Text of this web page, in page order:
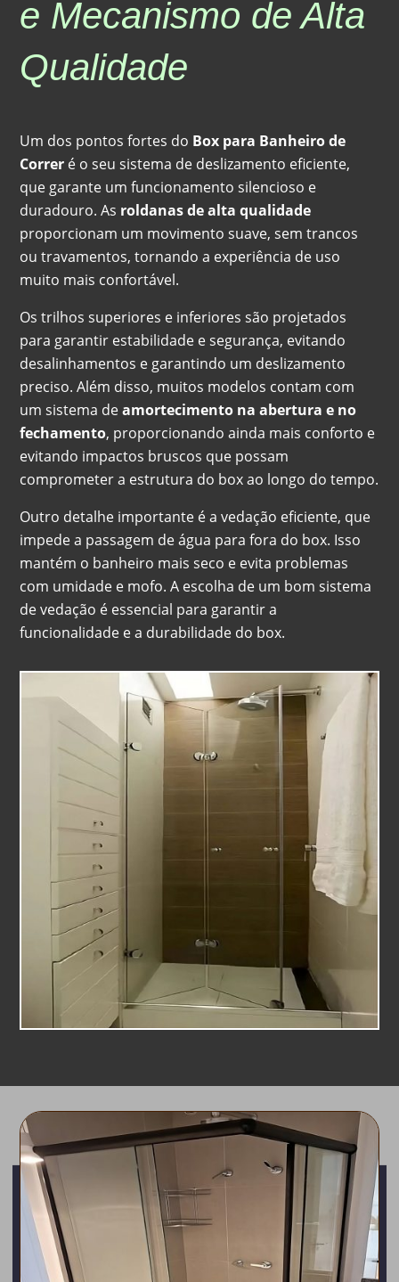
e Mecanismo de Alta
Qualidade
Um dos pontos fortes do Box para Banheiro de
Correr é o seu sistema de deslizamento eficiente,
que garante um funcionamento silencioso e
duradouro. As roldanas de alta qualidade
proporcionam um movimento suave, sem trancos
ou travamentos, tornando a experiência de uso
muito mais confortável.
Os trilhos superiores e inferiores são projetados
para garantir estabilidade e segurança, evitando
desalinhamentos e garantindo um deslizamento
preciso. Além disso, muitos modelos contam com
um sistema deamortecimento na abertura e no
fechamento, proporcionando ainda mais conforto e
evitando impactos bruscos que possam
comprometer a estrutura do box ao longo do tempo.
Outro detalhe importante é a vedação eficiente, que
impede a passagem de água para fora do box. Isso
mantém o banheiro mais seco e evita problemas
com umidade e mofo. A escolha de um bom sistema
de vedação é essencial para garantir a
funcionalidade e a durabilidade do box.